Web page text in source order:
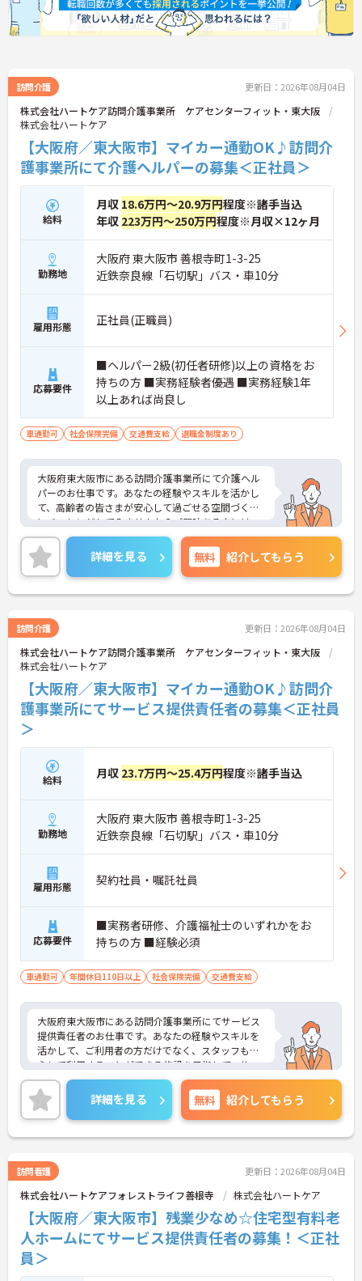
訪問介護 更新日：2026年08月04日
株式会社ハートケア訪問介護事業所 ケアセンターフィット・東大阪
株式会社ハートケア
【大阪府／東大阪市】マイカー通勤OK♪訪問介
護事業所にて介護ヘルパーの募集＜正社員＞
給料
月収 18.6万円～20.9万円程度※諸手当込
年収 223万円～250万円程度※月収×12ヶ月
勤務地
大阪府 東大阪市 善根寺町1-3-25
近鉄奈良線「石切駅」バス・車10分
雇用形態 正社員(正職員)
応募要件
■ヘルパー2級(初任者研修)以上の資格をお
持ちの方 ■実務経験者優遇 ■実務経験1年
以上あれば尚良し
車通勤可 社会保険完備 交通費支給 退職金制度あり
大阪府東大阪市にある訪問介護事業所にて介護ヘル
パーのお仕事です。あなたの経験やスキルを活かし
て、高齢者の皆さまが安心して過ごせる空間づくり
にチャレンジしてみませんか？ご興味ある方には、
面接対策ポイントなど、さらに詳細をお話しいたし
ますのでお気軽にご相談ください。
詳細を見る 無料 紹介してもらう
訪問介護 更新日：2026年08月04日
株式会社ハートケア訪問介護事業所 ケアセンターフィット・東大阪
株式会社ハートケア
【大阪府／東大阪市】マイカー通勤OK♪訪問介
護事業所にてサービス提供責任者の募集＜正社員
＞
給料 月収 23.7万円～25.4万円程度※諸手当込
勤務地
大阪府 東大阪市 善根寺町1-3-25
近鉄奈良線「石切駅」バス・車10分
雇用形態 契約社員・嘱託社員
応募要件
■実務者研修、介護福祉士のいずれかをお
持ちの方 ■経験必須
車通勤可 年間休日110日以上 社会保険完備 交通費支給
大阪府東大阪市にある訪問介護事業所にてサービス
提供責任者のお仕事です。あなたの経験やスキルを
活かして、ご利用者の方だけでなく、スタッフも安
心して利用することができる施設を目指して、サー
ビス提供責任者のお仕事にチャレンジしてみません
か？ご興味ある方には、面接対策ポイントなど、さ
らに詳細をお話しいたしますのでお気軽にご相談く
ださい。
詳細を見る 無料 紹介してもらう
訪問看護 更新日：2026年08月04日
株式会社ハートケアフォレストライフ善根寺 株式会社ハートケア
【大阪府／東大阪市】残業少なめ☆住宅型有料老
人ホームにてサービス提供責任者の募集！＜正社
員＞